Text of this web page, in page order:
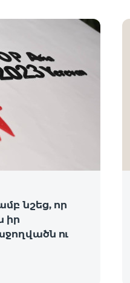
նշեց, որ
իր
ու